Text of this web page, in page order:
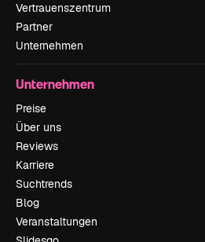
Vertrauenszentrum
Partner
Unternehmen
Unternehmen
Preise
Über uns
Reviews
Karriere
Suchtrends
Blog
Veranstaltungen